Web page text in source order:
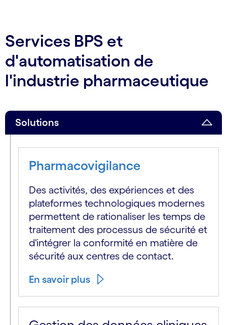
Services BPS et
d'automatisation de
l'industrie pharmaceutique
Solutions
Pharmacovigilance
Des activités, des expériences et des
plateformes technologiques modernes
permettent de rationaliser les temps de
traitement des processus de sécurité et
d'intégrer la conformité en matière de
sécurité aux centres de contact.
En savoir plus